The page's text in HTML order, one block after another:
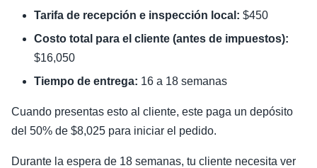
Tarifa de recepción e inspección local: $450
Costo total para el cliente (antes de impuestos):
$16,050
Tiempo de entrega: 16 a 18 semanas
Cuando presentas esto al cliente, este paga un depósito
del 50% de $8,025 para iniciar el pedido.
Durante la espera de 18 semanas, tu cliente necesita ver